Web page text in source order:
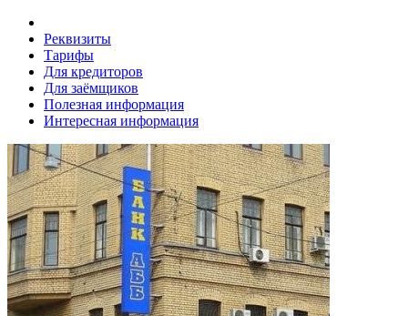
Реквизиты
Тарифы
Для кредиторов
Для заёмщиков
Полезная информация
Интересная информация